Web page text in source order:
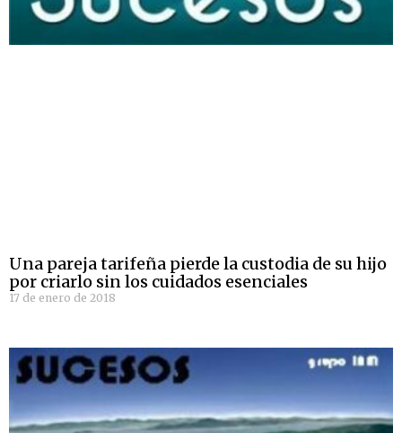
Una pareja tarifeña pierde la custodia de su hijo
por criarlo sin los cuidados esenciales
17 de enero de 2018